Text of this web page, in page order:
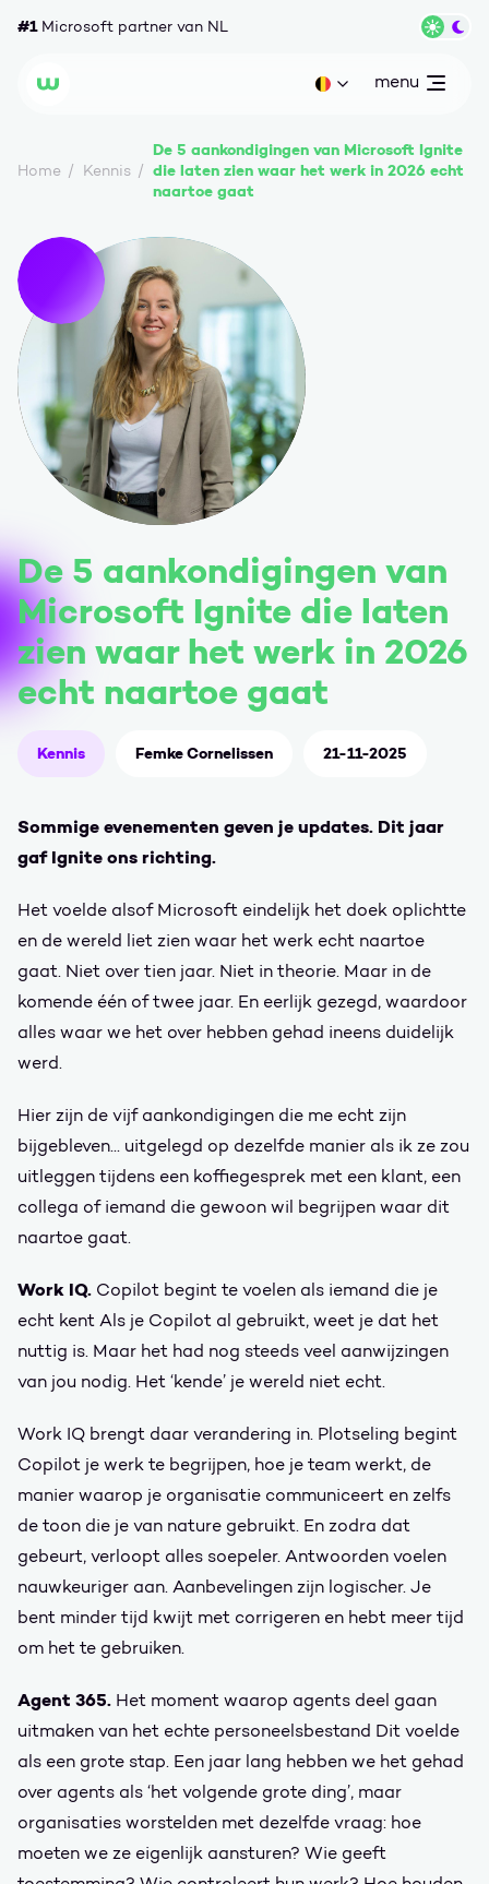
#1Microsoft partner van NL
Wortell Huidige taal: be
open
menu
Home Kennis
De 5 aankondigingen van Microsoft Ignite
die laten zien waar het werk in 2026 echt
naartoe gaat
De 5 aankondigingen van
Microsoft Ignite die laten
zien waar het werk in 2026
echt naartoe gaat
Kennis Femke Cornelissen 21-11-2025
Sommige evenementen geven je updates. Dit jaar
gaf Ignite ons richting.
Het voelde alsof Microsoft eindelijk het doek oplichtte
en de wereld liet zien waar het werk echt naartoe
gaat. Niet over tien jaar. Niet in theorie. Maar in de
komende één of twee jaar. En eerlijk gezegd, waardoor
alles waar we het over hebben gehad ineens duidelijk
werd.
Hier zijn de vijf aankondigingen die me echt zijn
bijgebleven... uitgelegd op dezelfde manier als ik ze zou
uitleggen tijdens een koffiegesprek met een klant, een
collega of iemand die gewoon wil begrijpen waar dit
naartoe gaat.
Work IQ. Copilot begint te voelen als iemand die je
echt kent Als je Copilot al gebruikt, weet je dat het
nuttig is. Maar het had nog steeds veel aanwijzingen
van jou nodig. Het ‘kende’ je wereld niet echt.
Work IQ brengt daar verandering in. Plotseling begint
Copilot je werk te begrijpen, hoe je team werkt, de
manier waarop je organisatie communiceert en zelfs
de toon die je van nature gebruikt. En zodra dat
gebeurt, verloopt alles soepeler. Antwoorden voelen
nauwkeuriger aan. Aanbevelingen zijn logischer. Je
bent minder tijd kwijt met corrigeren en hebt meer tijd
om het te gebruiken.
Agent 365. Het moment waarop agents deel gaan
uitmaken van het echte personeelsbestand Dit voelde
als een grote stap. Een jaar lang hebben we het gehad
over agents als ‘het volgende grote ding’, maar
organisaties worstelden met dezelfde vraag: hoe
moeten we ze eigenlijk aansturen? Wie geeft